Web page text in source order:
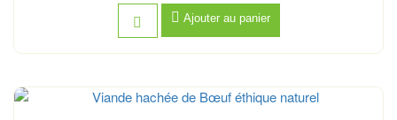
Ajouter au panier